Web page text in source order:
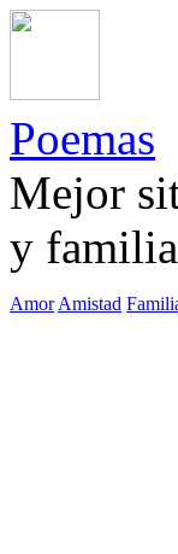
Poemas
Mejor
y familia
Amor Amistad